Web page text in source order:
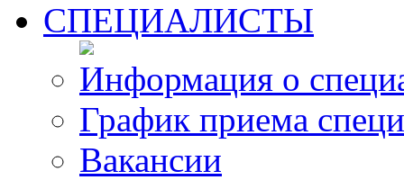
СПЕЦИАЛИСТЫ
Информация о
График приема
Вакансии